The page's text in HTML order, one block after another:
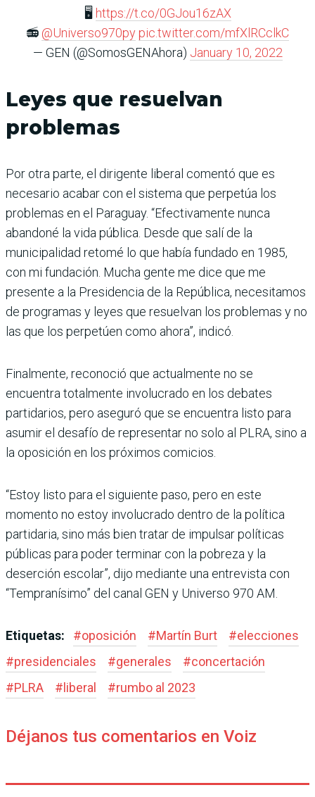
🖥 https://t.co/0GJou16zAX
📻 @Universo970py pic.twitter.com/mfXlRCclkC
— GEN (@SomosGENAhora) January 10, 2022
Leyes que resuelvan
problemas
Por otra parte, el dirigente liberal comentó que es
necesario acabar con el sistema que perpetúa los
problemas en el Paraguay. “Efectivamente nunca
abandoné la vida pública. Desde que salí de la
municipalidad retomé lo que había fundado en 1985,
con mi fundación. Mucha gente me dice que me
presente a la Presidencia de la República, necesitamos
de programas y leyes que resuelvan los problemas y no
las que los perpetúen como ahora”, indicó.
Finalmente, reconoció que actualmente no se
encuentra totalmente involucrado en los debates
partidarios, pero aseguró que se encuentra listo para
asumir el desafío de representar no solo al PLRA, sino a
la oposición en los próximos comicios.
“Estoy listo para el siguiente paso, pero en este
momento no estoy involucrado dentro de la política
partidaria, sino más bien tratar de impulsar políticas
públicas para poder terminar con la pobreza y la
deserción escolar”, dijo mediante una entrevista con
“Tempranísimo” del canal GEN y Universo 970 AM.
Etiquetas: #oposición #Martín Burt #elecciones
#presidenciales #generales #concertación
#PLRA # liberal #rumbo al 2023
Déjanos tus comentarios en Voiz